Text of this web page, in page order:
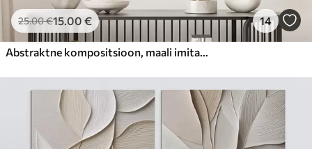
25.00€15.00 € 14
Abstraktne kompositsioon, maali imitatsioon